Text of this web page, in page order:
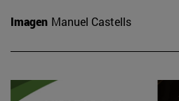
Imagen Manuel Castells